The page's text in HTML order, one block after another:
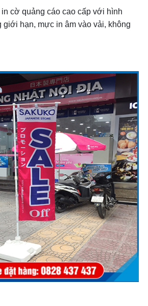
cờ quảng cáo cao cấp với hình
giới hạn, mực in âm vào vải, không